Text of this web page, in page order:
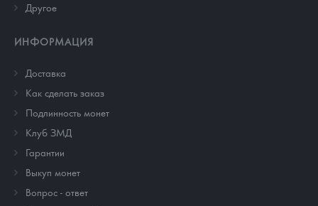
Другое
ИНФОРМАЦИЯ
Доставка
Как сделать заказ
Подлинность монет
Клуб ЗМД
Гарантии
Выкуп монет
Вопрос - ответ